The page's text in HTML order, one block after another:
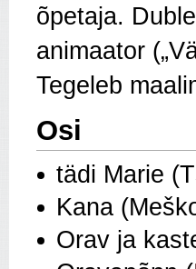
õpetaja.
animaator
Tegeleb
Osi
tädi Marie
Kana
Orav ja